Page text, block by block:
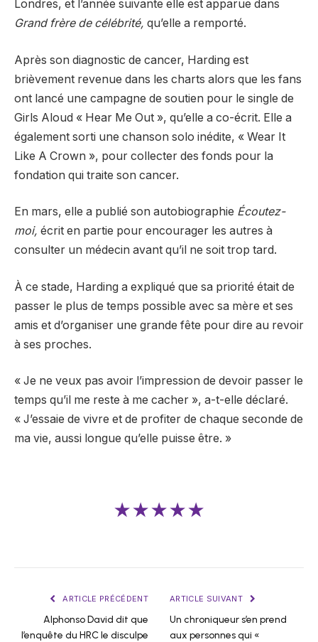
Londres, et l’année suivante elle est apparue dans
Grand frère de célébrité, qu’elle a remporté.
Après son diagnostic de cancer, Harding est
brièvement revenue dans les charts alors que les fans
ont lancé une campagne de soutien pour le single de
Girls Aloud « Hear Me Out », qu’elle a co-écrit. Elle a
également sorti une chanson solo inédite, « Wear It
Like A Crown », pour collecter des fonds pour la
fondation qui traite son cancer.
En mars, elle a publié son autobiographie Écoutez-
moi, écrit en partie pour encourager les autres à
consulter un médecin avant qu’il ne soit trop tard.
À ce stade, Harding a expliqué que sa priorité était de
passer le plus de temps possible avec sa mère et ses
amis et d’organiser une grande fête pour dire au revoir
à ses proches.
« Je ne veux pas avoir l’impression de devoir passer le
temps qu’il me reste à me cacher », a-t-elle déclaré.
« J’essaie de vivre et de profiter de chaque seconde de
ma vie, aussi longue qu’elle puisse être. »
★★★★★
ARTICLE PRÉCÉDENT
Alphonso David dit que
l’enquête du HRC le disculpe
ARTICLE SUIVANT
Un chroniqueur s’en prend
aux personnes qui «